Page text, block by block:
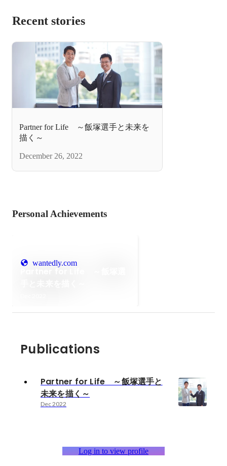
Recent stories
Partner for Life ～飯塚選手と未来を
描く～
December 26, 2022
Personal Achievements
wantedly.com
Publications
Partner for Life ～飯塚選手と
未来を描く～
Dec 2022
Log in to view profile